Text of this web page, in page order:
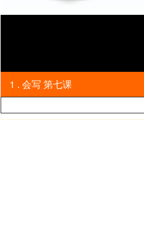
1 . 会写 第七课